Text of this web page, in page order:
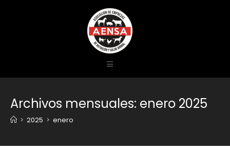
Archivos mensuales: enero 2025
> 2025 > enero